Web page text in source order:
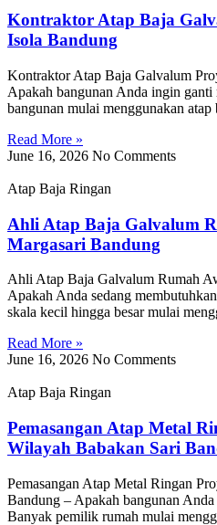
Kontraktor Atap Baja
Isola Bandung
Kontraktor Atap Baja Galvalum
Apakah bangunan Anda ingin
bangunan mulai menggunakan atap
Read More »
June 16, 2026 No Comments
Atap Baja Ringan
Ahli Atap Baja Galvalum
Margasari Bandung
Ahli Atap Baja Galvalum Rumah
Apakah Anda sedang
skala kecil hingga besar mulai
Read More »
June 16, 2026 No Comments
Atap Baja Ringan
Pemasangan Atap Metal
Wilayah Babakan Sari
Pemasangan Atap Metal Ringan
Bandung – Apakah bangunan
Banyak pemilik rumah mulai